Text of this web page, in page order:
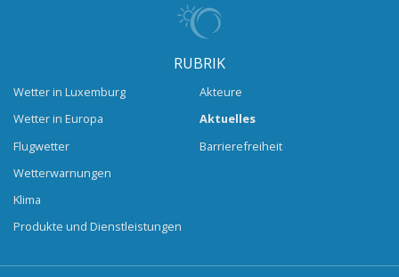
RUBRIK
Wetter in Luxemburg
Wetter in Europa
Flugwetter
Wetterwarnungen
Klima
Produkte und Dienstleistungen
Akteure
Aktuelles
Barrierefreiheit